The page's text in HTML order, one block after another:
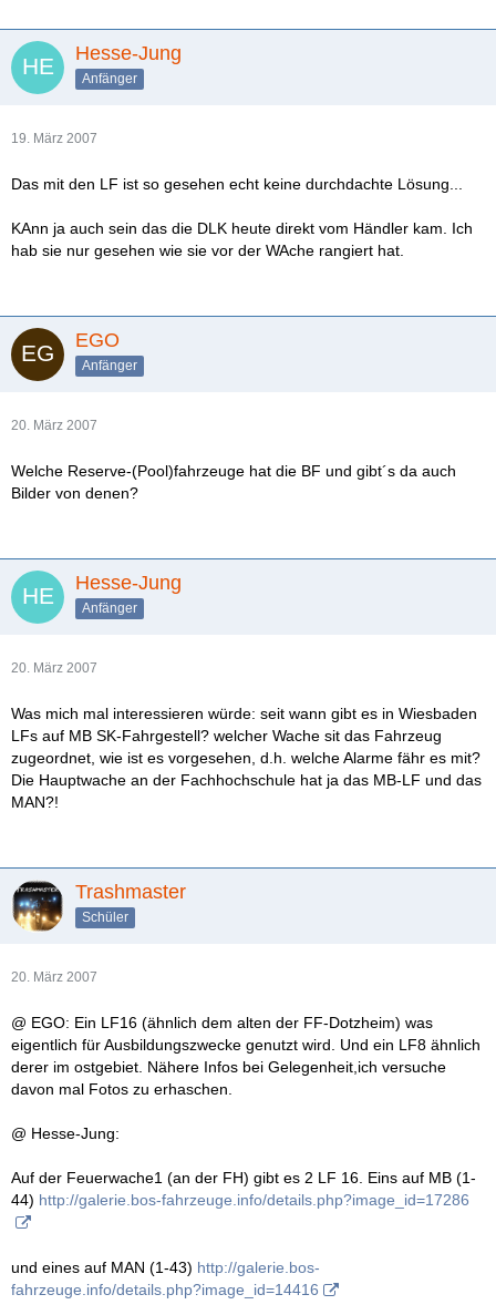
Hesse-Jung
Anfänger
19. März 2007
Das mit den LF ist so gesehen echt keine durchdachte Lösung...
KAnn ja auch sein das die DLK heute direkt vom Händler kam. Ich
hab sie nur gesehen wie sie vor der WAche rangiert hat.
EGO
Anfänger
20. März 2007
Welche Reserve-(Pool)fahrzeuge hat die BF und gibt´s da auch
Bilder von denen?
Hesse-Jung
Anfänger
20. März 2007
Was mich mal interessieren würde: seit wann gibt es in Wiesbaden
LFs auf MB SK-Fahrgestell? welcher Wache sit das Fahrzeug
zugeordnet, wie ist es vorgesehen, d.h. welche Alarme fähr es mit?
Die Hauptwache an der Fachhochschule hat ja das MB-LF und das
MAN?!
Trashmaster
Schüler
20. März 2007
@ EGO: Ein LF16 (ähnlich dem alten der FF-Dotzheim) was
eigentlich für Ausbildungszwecke genutzt wird. Und ein LF8 ähnlich
derer im ostgebiet. Nähere Infos bei Gelegenheit,ich versuche
davon mal Fotos zu erhaschen.
@ Hesse-Jung:
Auf der Feuerwache1 (an der FH) gibt es 2 LF 16. Eins auf MB (1-
44) http://galerie.bos-fahrzeuge.info/details.php?image_id=17286
und eines auf MAN (1-43) http://galerie.bos-
fahrzeuge.info/details.php?image_id=14416